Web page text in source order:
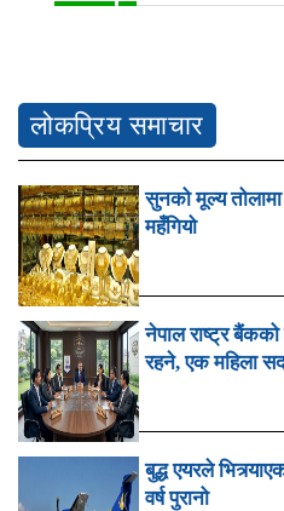
लोकप्रिय समाचार
सुनको मूल्य
महँगियो
नेपाल राष्ट्र
रहने, एक महिला
बुद्ध एयरले
वर्ष पुरानो